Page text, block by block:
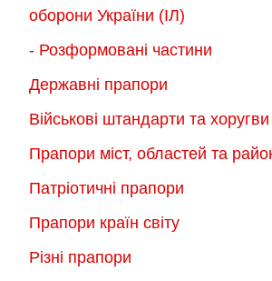
оборони України (ІЛ)
- Розформовані частини
Державні прапори
Військові штандарти та хоругви
Прапори міст, областей та
Патріотичні прапори
Прапори країн світу
Різні прапори